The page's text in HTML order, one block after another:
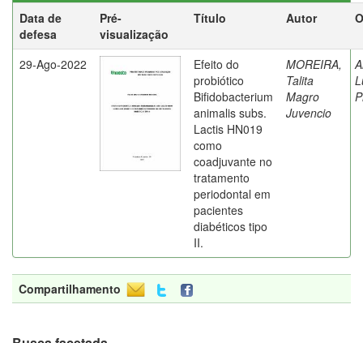
Data de
defesa
Pré-
visualização
Título Autor
29-Ago-2022
Efeito do
probiótico
Bifidobacterium
animalis subs.
Lactis HN019
como
coadjuvante no
tratamento
periodontal em
pacientes
diabéticos tipo
II.
MOREIRA,
Talita
Magro
Juvencio
Compartilhamento